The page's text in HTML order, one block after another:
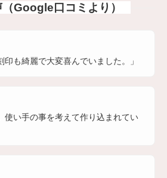
Google口コミより）
印も綺麗で大変喜んでいました。」
使い手の事を考えて作り込まれてい